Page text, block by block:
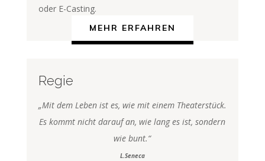
oder E-Casting.
MEHR ERFAHREN
Regie
„Mit dem Leben ist es, wie mit einem Theaterstück.
Es kommt nicht darauf an, wie lang es ist, sondern
wie bunt.“
L.Seneca